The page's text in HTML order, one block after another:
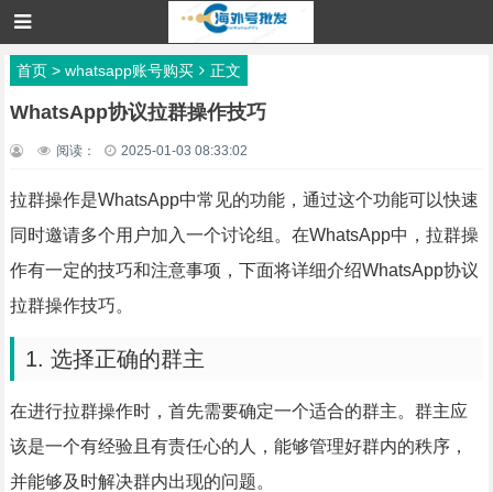
首页> whatsapp账号购买 正文
WhatsApp协议拉群操作技巧
阅读： 2025-01-03 08:33:02
拉群操作是WhatsApp中常见的功能，通过这个功能可以快速
同时邀请多个用户加入一个讨论组。在WhatsApp中，拉群操
作有一定的技巧和注意事项，下面将详细介绍WhatsApp协议
拉群操作技巧。
1. 选择正确的群主
在进行拉群操作时，首先需要确定一个适合的群主。群主应
该是一个有经验且有责任心的人，能够管理好群内的秩序，
并能够及时解决群内出现的问题。